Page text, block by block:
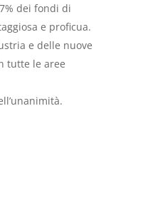
dei fondi di
e proficua.
e delle nuove
tutte le aree